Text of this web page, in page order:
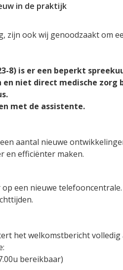
in de praktijk
Een vraag
Bloed laten
in de praktijk
zijn ook wij genoodzaakt om
8) is er een beperkt
niet direct medische zorg
met de assistente.
aantal nieuwe
en efficiënter maken.
een nieuwe
het welkomstbericht volledig
bereikbaar)